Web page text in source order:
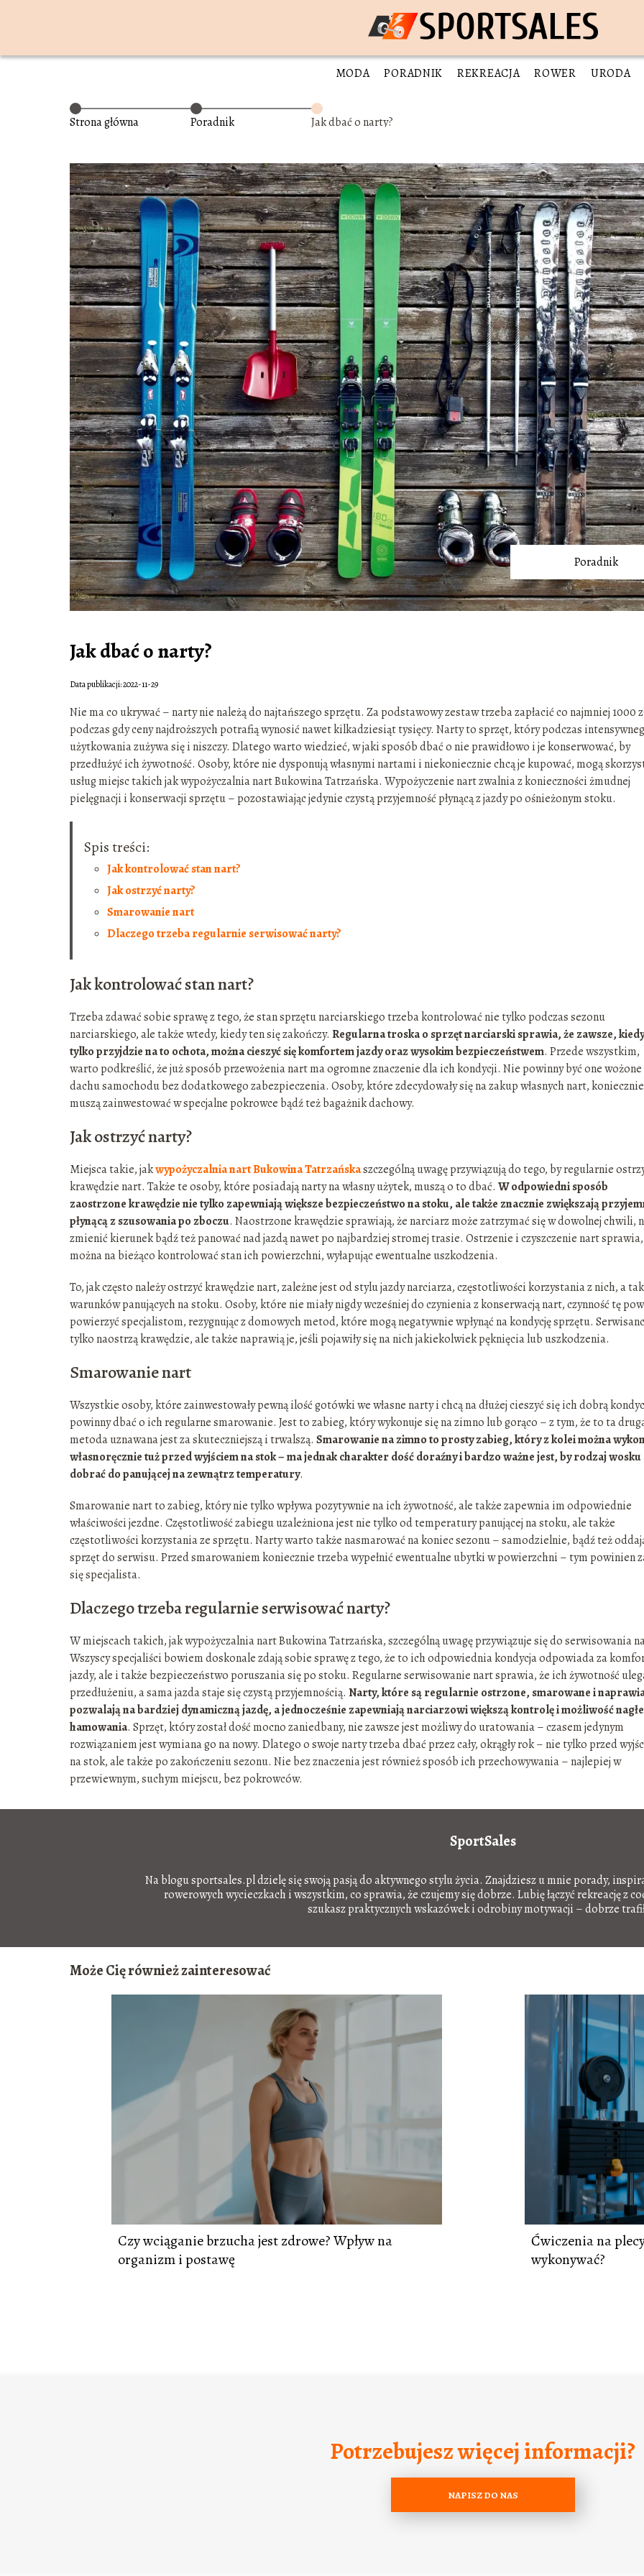
MODA PORADNIK REKREACJA ROWER URODA
Strona główna Poradnik Jak dbać o narty?
Poradnik
Jak dbać o narty?
Data publikacji: 2022-11-29
Nie ma co ukrywać – narty nie należą do najtańszego sprzętu. Za podstawowy zestaw trzeba zapłacić co najmniej 1000
podczas gdy ceny najdroższych potrafią wynosić nawet kilkadziesiąt tysięcy. Narty to sprzęt, który podczas
użytkowania zużywa się i niszczy. Dlatego warto wiedzieć, w jaki sposób dbać o nie prawidłowo i je konserwować, by
przedłużyć ich żywotność. Osoby, które nie dysponują własnymi nartami i niekoniecznie chcą je kupować, mogą
usług miejsc takich jak wypożyczalnia nart Bukowina Tatrzańska. Wypożyczenie nart zwalnia z konieczności żmudnej
pielęgnacji i konserwacji sprzętu – pozostawiając jedynie czystą przyjemność płynącą z jazdy po ośnieżonym stoku.
Spis treści:
Jak kontrolować stan nart?
Jak ostrzyć narty?
Smarowanie nart
Dlaczego trzeba regularnie serwisować narty?
Jak kontrolować stan nart?
Trzeba zdawać sobie sprawę z tego, że stan sprzętu narciarskiego trzeba kontrolować nie tylko podczas sezonu
narciarskiego, ale także wtedy, kiedy ten się zakończy. Regularna troska o sprzęt narciarski sprawia, że zawsze, kiedy
tylko przyjdzie na to ochota, można cieszyć się komfortem jazdy oraz wysokim bezpieczeństwem. Przede wszystkim,
warto podkreślić, że już sposób przewożenia nart ma ogromne znaczenie dla ich kondycji. Nie powinny być one wożone
dachu samochodu bez dodatkowego zabezpieczenia. Osoby, które zdecydowały się na zakup własnych nart, koniecznie
muszą zainwestować w specjalne pokrowce bądź też bagażnik dachowy.
Jak ostrzyć narty?
Miejsca takie, jakwypożyczalnia nart Bukowina Tatrzańskaszczególną uwagę przywiązują do tego, by regularnie
krawędzie nart. Także te osoby, które posiadają narty na własny użytek, muszą o to dbać. W odpowiedni sposób
zaostrzone krawędzie nie tylko zapewniają większe bezpieczeństwo na stoku, ale także znacznie zwiększają
płynącą z szusowania po zboczu. Naostrzone krawędzie sprawiają, że narciarz może zatrzymać się w dowolnej chwili,
zmienić kierunek bądź też panować nad jazdą nawet po najbardziej stromej trasie. Ostrzenie i czyszczenie nart sprawia,
można na bieżąco kontrolować stan ich powierzchni, wyłapując ewentualne uszkodzenia.
To, jak często należy ostrzyć krawędzie nart, zależne jest od stylu jazdy narciarza, częstotliwości korzystania z nich, a
warunków panujących na stoku. Osoby, które nie miały nigdy wcześniej do czynienia z konserwacją nart, czynność tę
powierzyć specjalistom, rezygnując z domowych metod, które mogą negatywnie wpłynąć na kondycję sprzętu.
tylko naostrzą krawędzie, ale także naprawią je, jeśli pojawiły się na nich jakiekolwiek pęknięcia lub uszkodzenia.
Smarowanie nart
Wszystkie osoby, które zainwestowały pewną ilość gotówki we własne narty i chcą na dłużej cieszyć się ich dobrą
powinny dbać o ich regularne smarowanie. Jest to zabieg, który wykonuje się na zimno lub gorąco – z tym, że to ta
metoda uznawana jest za skuteczniejszą i trwalszą. Smarowanie na zimno to prosty zabieg, który z kolei można
własnoręcznie tuż przed wyjściem na stok – ma jednak charakter dość doraźny i bardzo ważne jest, by rodzaj wosku
dobrać do panującej na zewnątrz temperatury.
Smarowanie nart to zabieg, który nie tylko wpływa pozytywnie na ich żywotność, ale także zapewnia im odpowiednie
właściwości jezdne. Częstotliwość zabiegu uzależniona jest nie tylko od temperatury panującej na stoku, ale także
częstotliwości korzystania ze sprzętu. Narty warto także nasmarować na koniec sezonu – samodzielnie, bądź też
sprzęt do serwisu. Przed smarowaniem koniecznie trzeba wypełnić ewentualne ubytki w powierzchni – tym powinien
się specjalista.
Dlaczego trzeba regularnie serwisować narty?
W miejscach takich, jak wypożyczalnia nart Bukowina Tatrzańska, szczególną uwagę przywiązuje się do serwisowania
Wszyscy specjaliści bowiem doskonale zdają sobie sprawę z tego, że to ich odpowiednia kondycja odpowiada za
jazdy, ale i także bezpieczeństwo poruszania się po stoku. Regularne serwisowanie nart sprawia, że ich żywotność
przedłużeniu, a sama jazda staje się czystą przyjemnością. Narty, które są regularnie ostrzone, smarowane i
pozwalają na bardziej dynamiczną jazdę, a jednocześnie zapewniają narciarzowi większą kontrolę i możliwość
hamowania. Sprzęt, który został dość mocno zaniedbany, nie zawsze jest możliwy do uratowania – czasem jedynym
rozwiązaniem jest wymiana go na nowy. Dlatego o swoje narty trzeba dbać przez cały, okrągły rok – nie tylko przed
na stok, ale także po zakończeniu sezonu. Nie bez znaczenia jest również sposób ich przechowywania – najlepiej w
przewiewnym, suchym miejscu, bez pokrowców.
SportSales
Na blogu sportsales.pl dzielę się swoją pasją do aktywnego stylu życia. Znajdziesz u mnie porady,
rowerowych wycieczkach i wszystkim, co sprawia, że czujemy się dobrze. Lubię łączyć rekreację z
szukasz praktycznych wskazówek i odrobiny motywacji – dobrze
Może Cię również zainteresować
Czy wciąganie brzucha jest zdrowe? Wpływ na
organizm i postawę
Ćwiczenia na
wykonywać?
Potrzebujesz więcej informacji?
NAPISZ DO NAS